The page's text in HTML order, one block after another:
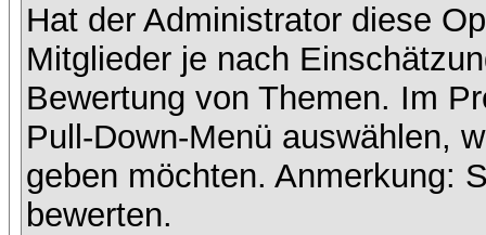
Hat der Administrator diese
Mitglieder je nach
Bewertung von Themen. Im
Pull-Down-Menü auswählen,
geben möchten. Anmerkung:
bewerten.